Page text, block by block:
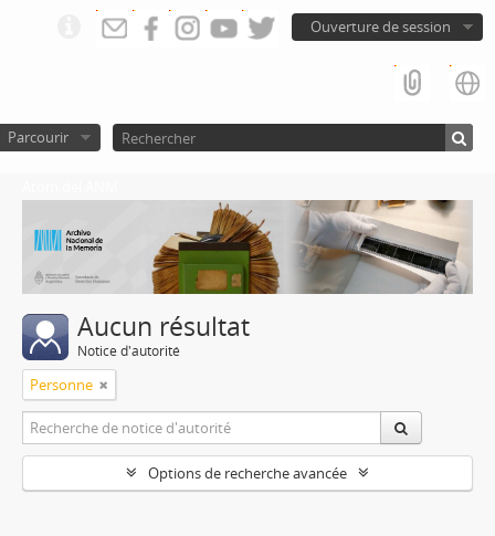
Ouverture de session
Parcourir
Aucun résultat
Notice d'autorité
Personne
Options de recherche avancée